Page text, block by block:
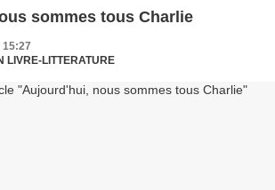
sommes tous Charlie
15:27
LIVRE-LITTERATURE